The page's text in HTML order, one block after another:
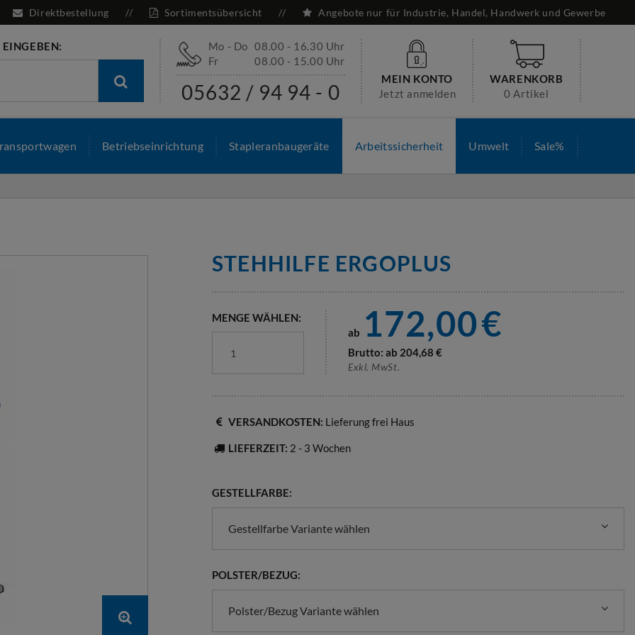
Direktbestellung Sortimentsübersicht Angebote nur für Industrie, Handel, Handwerk und Gewerbe
Mo - Do 08.00 - 16.30 Uhr
Fr
08.00 - 15.00 Uhr
05632 / 94 94 - 0
MEIN KONTO
Jetzt anmelden
WARENKORB
0 Artikel
Betriebseinrichtung Stapleranbaugeräte Arbeitssicherheit Umwelt Sale%
STEHHILFE ERGOPLUS
MENGE WÄHLEN:
ab 172,00€
Brutto: ab 204,68 €
Exkl. MwSt.
VERSANDKOSTEN: Lieferung frei Haus
LIEFERZEIT: 2 - 3 Wochen
GESTELLFARBE:
Gestellfarbe Variante wählen
POLSTER/BEZUG:
Polster/Bezug Variante wählen